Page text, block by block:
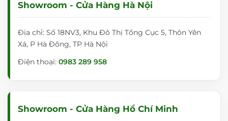
Showroom - Cửa Hàng Hà Nội
Địa chỉ: Số 18NV3, Khu Đô Thị Tổng Cục 5, Thôn Yên
Xá, P Hà Đông, TP Hà Nội
Điện thoại: 0983 289 958
Showroom - Cửa Hàng Hồ Chí Minh